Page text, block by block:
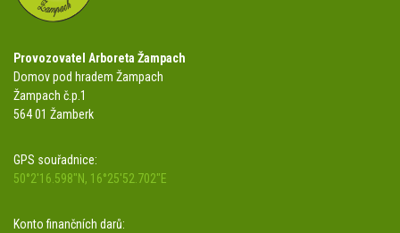
Provozovatel Arboreta Žampach
Domov pod hradem Žampach
Žampach č.p.1
564 01 Žamberk
GPS souřadnice:
50°2'16.598"N, 16°25'52.702"E
Konto finančních darů: